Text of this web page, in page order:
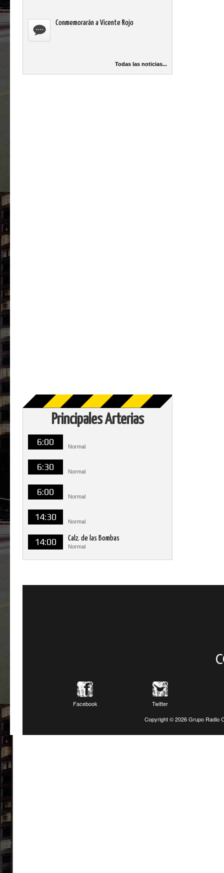
Conmemorarán a Vicente Rojo
Todas las noticias...
Principales Arterias
6:00 Normal
6:30 Normal
6:00 Normal
14:30 Normal
14:00 Calz. de las Bombas
Normal
Facebook
Twitter
Copyright ©2026 Grupo Radio